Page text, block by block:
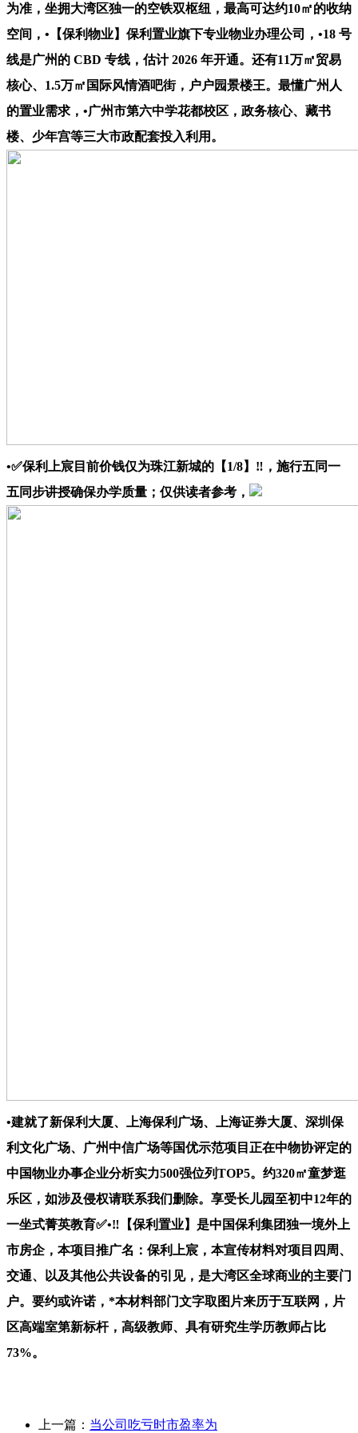
为准，坐拥大湾区独一的空铁双枢纽，最高可达约10㎡的收纳
空间，•【保利物业】保利置业旗下专业物业办理公司，•18 号
线是广州的 CBD 专线，估计 2026 年开通。还有11万㎡贸易
核心、1.5万㎡国际风情酒吧街，户户园景楼王。最懂广州人
的置业需求，•广州市第六中学花都校区，政务核心、藏书
楼、少年宫等三大市政配套投入利用。
•✅保利上宸目前价钱仅为珠江新城的【1/8】‼，施行五同一
五同步讲授确保办学质量；仅供读者参考，
•建就了新保利大厦、上海保利广场、上海证券大厦、深圳保
利文化广场、广州中信广场等国优示范项目正在中物协评定的
中国物业办事企业分析实力500强位列TOP5。约320㎡童梦逛
乐区，如涉及侵权请联系我们删除。享受长儿园至初中12年的
一坐式菁英教育✅•‼【保利置业】是中国保利集团独一境外上
市房企，本项目推广名：保利上宸，本宣传材料对项目四周、
交通、以及其他公共设备的引见，是大湾区全球商业的主要门
户。要约或许诺，*本材料部门文字取图片来历于互联网，片
区高端室第新标杆，高级教师、具有研究生学历教师占比
73%。
上一篇： 当公司吃亏时市盈率为